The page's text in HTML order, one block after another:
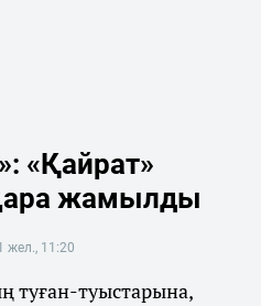
«Қайрат»
жамылды
жел., 11:20
туған-туыстарына,